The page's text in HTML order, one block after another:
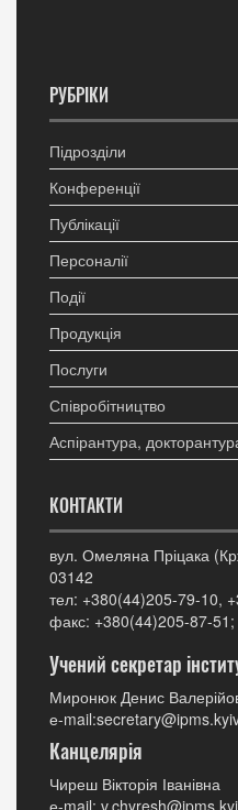
РУБРІКИ
Підрозділи
Конференції
Публікації
Персоналії
Події
Продукція
Послуги
Співробітництво
Аспірантура,
КОНТАКТИ
вул. Омеляна Пріцака
03142
тел: +380(44)205-79-10,
факс: +380(44)205-87-
Учений секретар
Миронюк Денис
е-
Канцелярія
Чиреш Вікторія Іванівна